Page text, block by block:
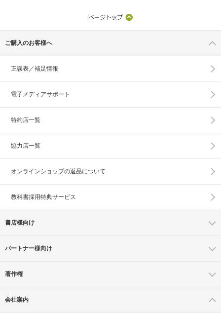
ご購入のお客様へ
正誤表／補足情報
電子メディアサポート
特約店一覧
協力店一覧
オンラインショップの返品について
教科書採用特典サービス
書店様向け
パートナー様向け
著作権
会社案内